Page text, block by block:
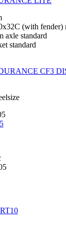
(with fender)
axle standard
standard
CF3